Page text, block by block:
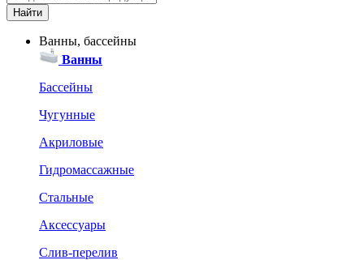
Ванны, бассейны
Ванны
Бассейны
Чугунные
Акриловые
Гидромассажные
Стальные
Аксессуары
Слив-перелив